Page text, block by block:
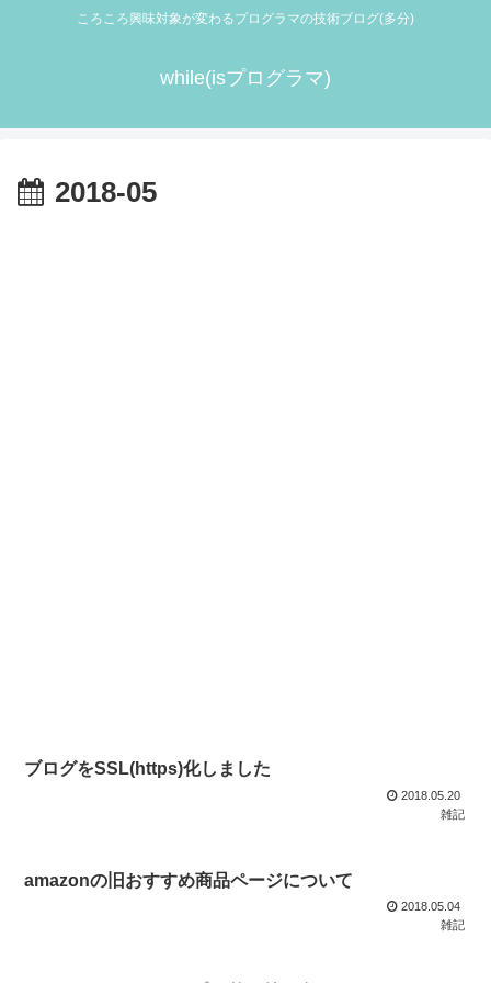
ころころ興味対象が変わるプログラマの技術ブログ(多分)
while(isプログラマ)
2018-05
ブログをSSL(https)化しました
2018.05.20
雑記
amazonの旧おすすめ商品ページについて
2018.05.04
雑記